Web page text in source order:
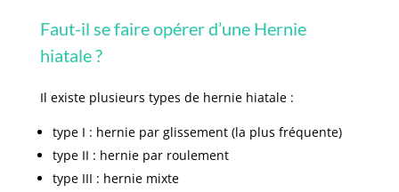
Faut-il se faire opérer d’une Hernie
hiatale ?
Il existe plusieurs types de hernie hiatale :
type I : hernie par glissement (la plus fréquente)
type II : hernie par roulement
type III : hernie mixte